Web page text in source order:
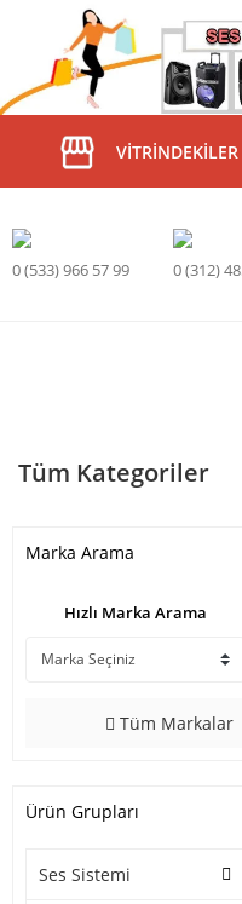
VITRINDEKILER
0 (533) 966 57 99 0 (312)
Tüm Kategoriler
Marka Arama
Hızlı Marka Arama
Tüm Markalar
Ürün Grupları
Ses Sistemi